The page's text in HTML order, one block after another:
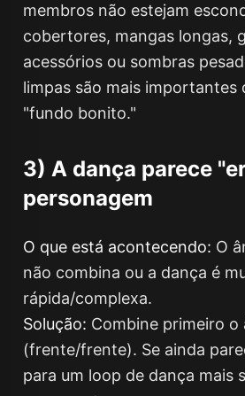
membros não estejam
cobertores, mangas longas,
acessórios ou sombras
limpas são mais importantes
"fundo bonito."
3) A dança parece
personagem
O que está acontecendo: O
não combina ou a dança é
rápida/complexa.
Solução: Combine primeiro o
(frente/frente). Se ainda
para um loop de dança mais